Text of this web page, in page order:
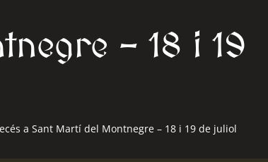
– 18 i 19
a Sant Martí del Montnegre – 18 i 19 de juliol